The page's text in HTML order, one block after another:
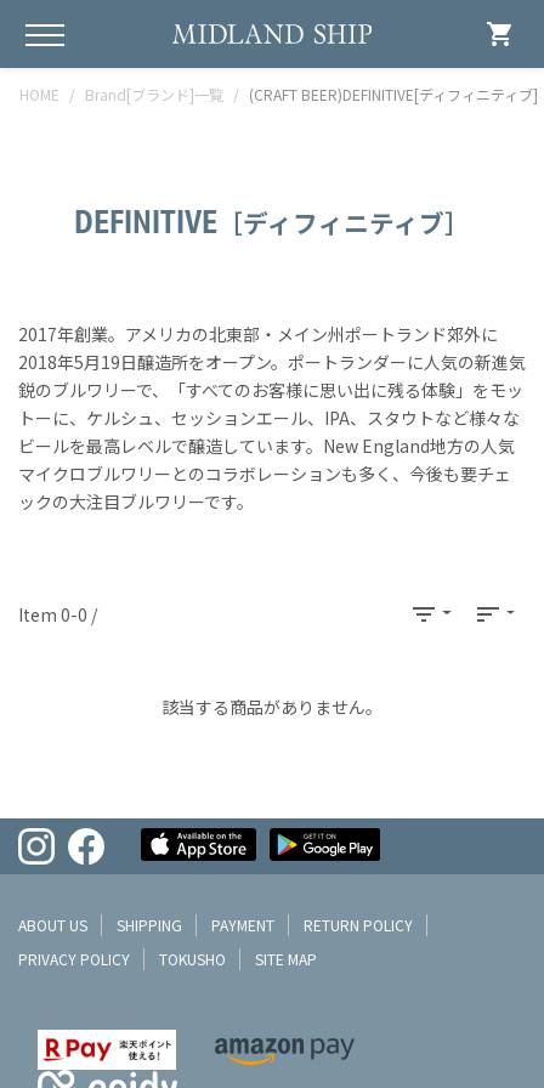
shopping_cart
HOME Brand[ブランド]一覧 (CRAFT BEER)DEFINITIVE[ディフィニティブ]
DEFINITIVE ［ディフィニティブ］
2017年創業。アメリカの北東部・メイン州ポートランド郊外に
2018年5月19日醸造所をオープン。ポートランダーに人気の新進気
鋭のブルワリーで、「すべてのお客様に思い出に残る体験」をモッ
トーに、ケルシュ、セッションエール、IPA、スタウトなど様々な
ビールを最高レベルで醸造しています。New England地方の人気
マイクロブルワリーとのコラボレーションも多く、今後も要チェ
ックの大注目ブルワリーです。
Item 0-0 / filter_list sort
該当する商品がありません。
ABOUT US SHIPPING PAYMENT
RETURN POLICY
PRIVACY POLICY
TOKUSHO SITE MAP